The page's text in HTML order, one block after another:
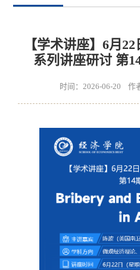
【学术讲座】6月
系列讲座研讨 第
时间：2026-06-20 作